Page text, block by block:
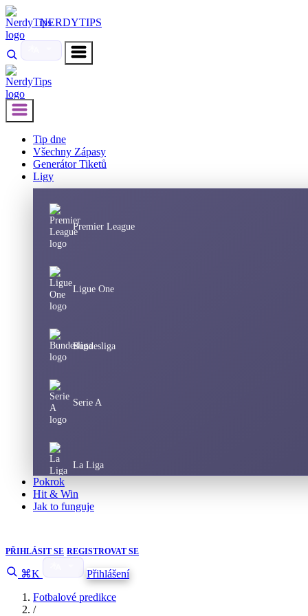
NERDYTIPS
Tip dne
Všechny Zápasy
Generátor Tiketů
Ligy
Premier League
Ligue One
Bundesliga
Serie A
La Liga
Pokrok
Hit & Win
Jak to funguje
PŘIHLÁSIT SE REGISTROVAT SE
⌘K
Přihlášení
Fotbalové predikce
/